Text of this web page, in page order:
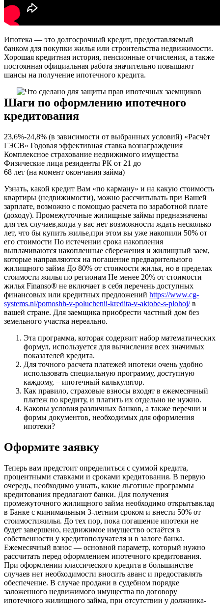
Ипотека — это долгосрочный кредит, предоставляемый
банком для покупки жилья или строительства недвижимости.
Хорошая кредитная история, пенсионные отчисления, а также
постоянная официальная работа значительно повышают
шансы на получение ипотечного кредита.
Шаги по оформлению ипотечного
кредитования
23,6%-24,8% (в зависимости от выбранных условий) «Расчёт
ГЭСВ» Годовая эффективная ставка вознаграждения
Комплексное страхование недвижимого имущества
Физические лица резиденты РК от 21 до
68 лет (на момент окончания займа)
Узнать, какой кредит Вам «по карману» и на какую стоимость
квартиры (недвижимости), можно рассчитывать при Вашей
зарплате, возможно с помощью расчета по заработной плате
(доходу). Промежуточные жилищные займы предназначены
для тех случаев,когда у вас нет возможности ждать несколько
лет, что бы купить жилье,при этом вы уже накопили 50% от
его стоимости По истечении срока накопления
выплачиваются накопленные сбережения и жилищный заем,
которые направляются на погашение предварительного
жилищного займа До 80% от стоимости жилья, но в пределах
стоимости жилья по регионам Не менее 20% от стоимости
жилья Finanso® не включает в себя перечень доступных
финансовых или кредитных предложений https://www.cg-
systems.nl/pomoshh-v-poluchenii-kredita-v-aktobe-s-plohoj/в
вашей стране. Для заемщика приобрести частный дом без
земельного участка нереально.
Эта программа, которая содержит набор математических
формул, используется для вычисления всех значимых
показателей кредита.
Для точного расчета платежей ипотеки очень удобно
использовать специальную программу, доступную
каждому, – ипотечный калькулятор.
Как правило, страховые взносы входят в ежемесячный
платеж по кредиту, и платить их отдельно не нужно.
Каковы условия различных банков, а также перечни и
формы документов, необходимых для оформления
ипотеки?
Оформите заявку
Теперь вам предстоит определиться с суммой кредита,
процентными ставками и сроками кредитования. В первую
очередь, необходимо узнать, какие льготные программы
кредитования предлагают банки. Для получения
промежуточного жилищного займа необходимо открытьвклад
в Банке с минимальным 3-летним сроком и внести 50% от
стоимостижилья. До тех пор, пока погашение ипотеки не
будет завершено, недвижимое имущество остаётся в
собственности у кредитополучателя и в залоге банка.
Ежемесячный взнос — основной параметр, который нужно
рассчитать перед оформлением ипотечного кредитования.
При оформлении классического кредита в большинстве
случаев нет необходимости вносить аванс и предоставлять
обеспечение. В случае продажи в судебном порядке
заложенного недвижимого имущества по договору
ипотечного жилищного займа, при отсутствии у должника-